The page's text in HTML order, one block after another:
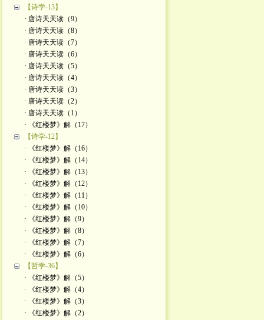
【诗学-13】
· 唐诗天天读（9）
· 唐诗天天读（8）
· 唐诗天天读（7）
· 唐诗天天读（6）
· 唐诗天天读（5）
· 唐诗天天读（4）
· 唐诗天天读（3）
· 唐诗天天读（2）
· 唐诗天天读（1）
· 《红楼梦》解（17）
【诗学-12】
· 《红楼梦》解（16）
· 《红楼梦》解（14）
· 《红楼梦》解（13）
· 《红楼梦》解（12）
· 《红楼梦》解（11）
· 《红楼梦》解（10）
· 《红楼梦》解（9）
· 《红楼梦》解（8）
· 《红楼梦》解（7）
· 《红楼梦》解（6）
【哲学-36】
· 《红楼梦》解（5）
· 《红楼梦》解（4）
· 《红楼梦》解（3）
· 《红楼梦》解（2）